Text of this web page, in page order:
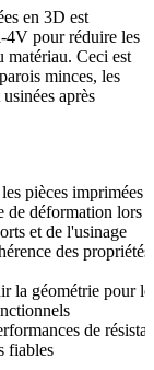
en 3D est
4V pour réduire les
matériau. Ceci est
minces, les
après
pièces imprimées
de déformation lors
et de l'usinage
des propriétés
la géométrie pour
de
fiables